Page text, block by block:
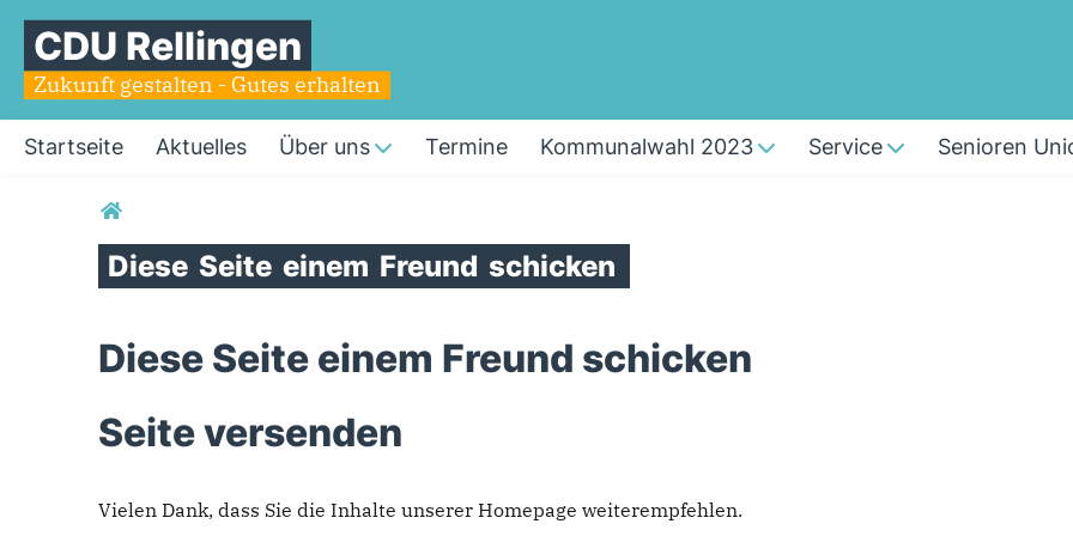
CDU Rellingen
Zukunft gestalten - Gutes erhalten
Startseite Aktuelles Über uns Termine Kommunalwahl 2023 Service Senioren
Sie sind hier
Diese Seite einem Freund schicken
Diese Seite einem Freund schicken
Seite versenden
Vielen Dank, dass Sie die Inhalte unserer Homepage weiterempfehlen.